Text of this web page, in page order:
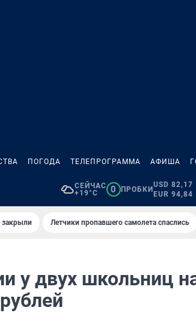
ПОГОДА ТЕЛЕПРОГРАММА АФИША
СЕЙЧАС
+19°C
0 ПРОБКИ
USD 82,17
EUR 94,84
Летчики пропавшего самолета спаслись
у двух школьниц